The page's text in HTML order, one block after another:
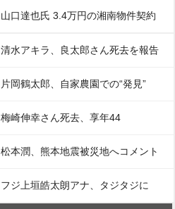
山口達也氏 3.4万円の湘南物件契約
清水アキラ、良太郎さん死去を報告
片岡鶴太郎、自家農園での“発見”
梅崎伸幸さん死去、享年44
松本潤、熊本地震被災地へコメント
フジ上垣皓太朗アナ、タジタジに